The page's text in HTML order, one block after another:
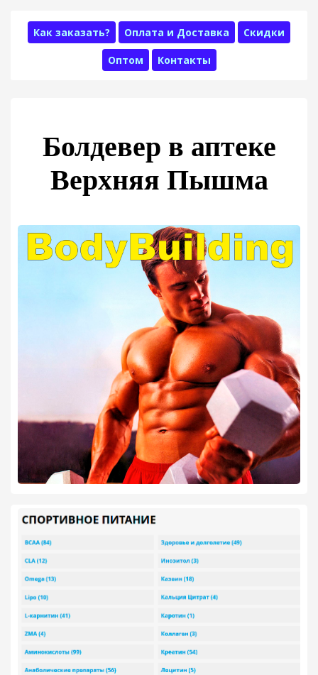
Как заказать? Оплата и Доставка Скидки
Оптом Контакты
Болдевер в аптеке
Верхняя Пышма